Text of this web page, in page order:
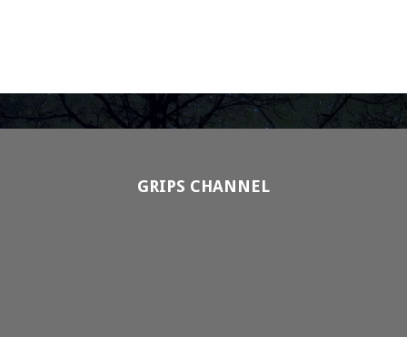
GRIPS CHANNEL